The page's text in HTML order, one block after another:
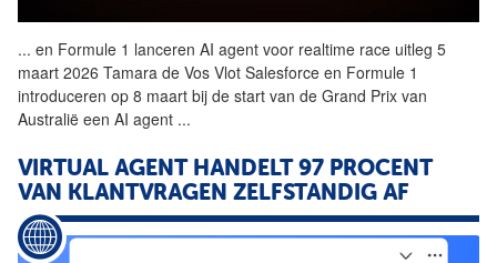
... en Formule 1 lanceren AI agent voor realtime race uitleg 5
maart 2026 Tamara de Vos Vlot Salesforce en Formule 1
introduceren op 8 maart bij de start van de Grand Prix van
Australië een AI agent ...
VIRTUAL AGENT HANDELT 97 PROCENT
VAN KLANTVRAGEN ZELFSTANDIG AF